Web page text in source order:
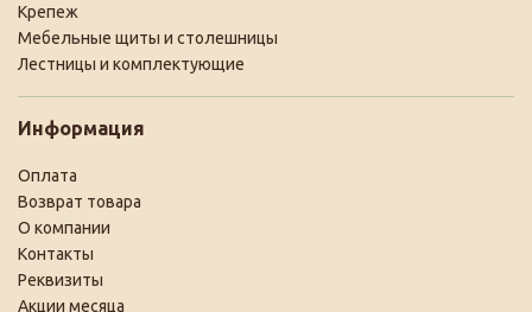
Крепеж
Мебельные щиты и столешницы
Лестницы и комплектующие
Информация
Оплата
Возврат товара
О компании
Контакты
Реквизиты
Акции месяца